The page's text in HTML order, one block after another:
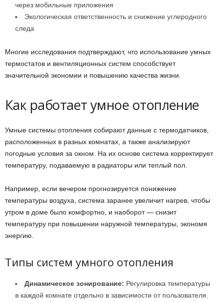
через мобильные приложения
Экологическая ответственность и снижение углеродного
следа
Многие исследования подтверждают, что использование умных
термостатов и вентиляционных систем способствует
значительной экономии и повышению качества жизни.
Как работает умное отопление
Умные системы отопления собирают данные с термодатчиков,
расположенных в разных комнатах, а также анализируют
погодные условия за окном. На их основе система корректирует
температуру, подаваемую в радиаторы или теплый пол.
Например, если вечером прогнозируется понижение
температуры воздуха, система заранее увеличит нагрев, чтобы
утром в доме было комфортно, и наоборот — снизит
температуру при повышении наружной температуры, экономя
энергию.
Типы систем умного отопления
Динамическое зонирование: Регулировка температуры
в каждой комнате отдельно в зависимости от пользователя.